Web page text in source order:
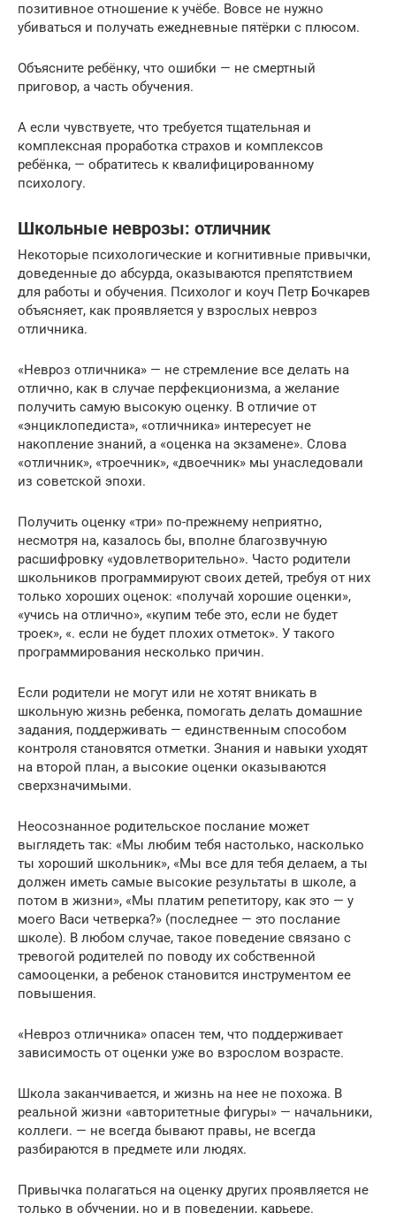
позитивное отношение к учёбе. Вовсе не нужно
убиваться и получать ежедневные пятёрки с плюсом.
Объясните ребёнку, что ошибки — не смертный
приговор, а часть обучения.
А если чувствуете, что требуется тщательная и
комплексная проработка страхов и комплексов
ребёнка, — обратитесь к квалифицированному
психологу.
Школьные неврозы: отличник
Некоторые психологические и когнитивные привычки,
доведенные до абсурда, оказываются препятствием
для работы и обучения. Психолог и коуч Петр Бочкарев
объясняет, как проявляется у взрослых невроз
отличника.
«Невроз отличника» — не стремление все делать на
отлично, как в случае перфекционизма, а желание
получить самую высокую оценку. В отличие от
«энциклопедиста», «отличника» интересует не
накопление знаний, а «оценка на экзамене». Слова
«отличник», «троечник», «двоечник» мы унаследовали
из советской эпохи.
Получить оценку «три» по-прежнему неприятно,
несмотря на, казалось бы, вполне благозвучную
расшифровку «удовлетворительно». Часто родители
школьников программируют своих детей, требуя от них
только хороших оценок: «получай хорошие оценки»,
«учись на отлично», «купим тебе это, если не будет
троек», «. если не будет плохих отметок». У такого
программирования несколько причин.
Если родители не могут или не хотят вникать в
школьную жизнь ребенка, помогать делать домашние
задания, поддерживать — единственным способом
контроля становятся отметки. Знания и навыки уходят
на второй план, а высокие оценки оказываются
сверхзначимыми.
Неосознанное родительское послание может
выглядеть так: «Мы любим тебя настолько, насколько
ты хороший школьник», «Мы все для тебя делаем, а ты
должен иметь самые высокие результаты в школе, а
потом в жизни», «Мы платим репетитору, как это — у
моего Васи четверка?» (последнее — это послание
школе). В любом случае, такое поведение связано с
тревогой родителей по поводу их собственной
самооценки, а ребенок становится инструментом ее
повышения.
«Невроз отличника» опасен тем, что поддерживает
зависимость от оценки уже во взрослом возрасте.
Школа заканчивается, и жизнь на нее не похожа. В
реальной жизни «авторитетные фигуры» — начальники,
коллеги. — не всегда бывают правы, не всегда
разбираются в предмете или людях.
Привычка полагаться на оценку других проявляется не
только в обучении, но и в поведении, карьере.